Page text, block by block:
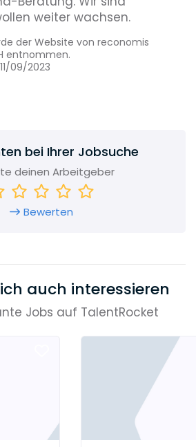
weiter wachsen.
der Website von reconomis
entnommen.
09/2023
bei Ihrer Jobsuche
deinen Arbeitgeber
Bewerten
auch interessieren
Jobs auf TalentRocket